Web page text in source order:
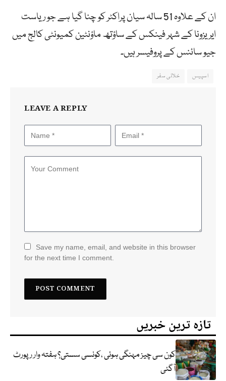
ان کے علاوہ 51 سالہ سیان پراکٹر کو چنا گیا ہے جو ریاست
ایریزونا کے شہر فینکس کے ساؤتھ ماؤنٹین کمیونٹی کالج میں
جیو سائنس کے پروفیسر ہیں۔
اسپیس خلائی سفر
LEAVE A REPLY
Save my name, email, and website in this browser
for the next time I comment.
تازہ ترین خبریں
کون سی چیز مہنگی ہوئی ،کونسی سستی؟ ہفتہ وار رپورٹ
آگئی